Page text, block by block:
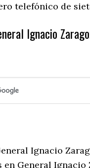
telefónico de
Ignacio
Ignacio
en General Ignacio